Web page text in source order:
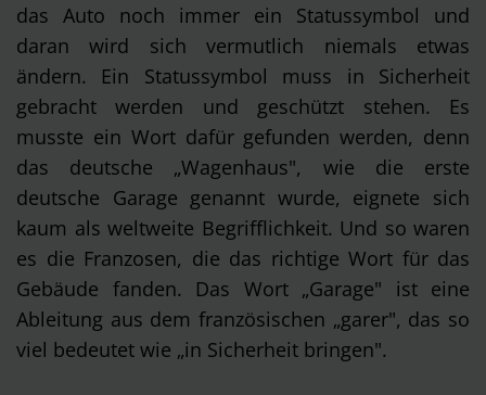
das Auto noch immer ein Statussymbol und
daran wird sich vermutlich niemals etwas
ändern. Ein Statussymbol muss in Sicherheit
gebracht werden und geschützt stehen. Es
musste ein Wort dafür gefunden werden, denn
das deutsche „Wagenhaus", wie die erste
deutsche Garage genannt wurde, eignete sich
kaum als weltweite Begrifflichkeit. Und so waren
es die Franzosen, die das richtige Wort für das
Gebäude fanden. Das Wort „Garage" ist eine
Ableitung aus dem französischen „garer", das so
viel bedeutet wie „in Sicherheit bringen".